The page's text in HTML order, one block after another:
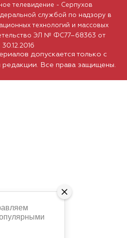
допускается только с
редакции. Все права защищены.
телевидение - Серпухов
службой по надзору в
технологий и массовых
ЭЛ № ФС77–68363 от
30.12.2016